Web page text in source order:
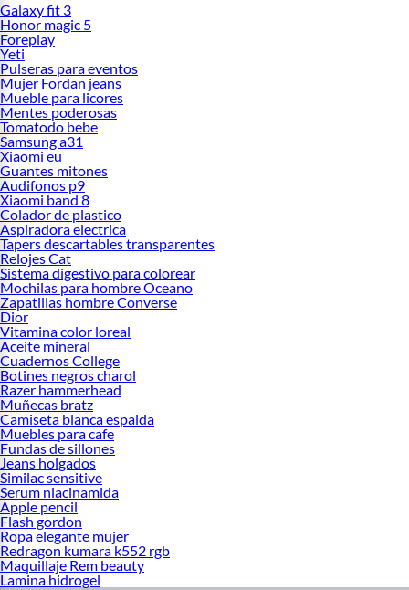
Galaxy fit 3
Honor magic 5
Foreplay
Yeti
Pulseras para eventos
Mujer Fordan jeans
Mueble para licores
Mentes poderosas
Tomatodo bebe
Samsung a31
Xiaomi eu
Guantes mitones
Audifonos p9
Xiaomi band 8
Colador de plastico
Aspiradora electrica
Tapers descartables transparentes
Relojes Cat
Sistema digestivo para colorear
Mochilas para hombre Oceano
Zapatillas hombre Converse
Dior
Vitamina color loreal
Aceite mineral
Cuadernos College
Botines negros charol
Razer hammerhead
Muñecas bratz
Camiseta blanca espalda
Muebles para cafe
Fundas de sillones
Jeans holgados
Similac sensitive
Serum niacinamida
Apple pencil
Flash gordon
Ropa elegante mujer
Redragon kumara k552 rgb
Maquillaje Rem beauty
Lamina hidrogel